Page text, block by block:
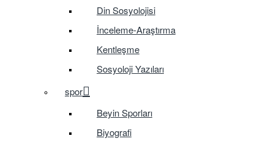
Din Sosyolojisi
İnceleme-Araştırma
Kentleşme
Sosyoloji Yazıları
spor
Beyin Sporları
Biyografi